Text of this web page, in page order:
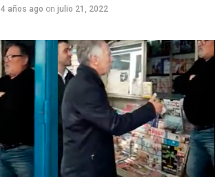
4 años ago on julio 21, 2022